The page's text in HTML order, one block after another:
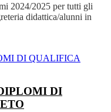
2024/2025 per tutti gli
didattica/alunni in
DI